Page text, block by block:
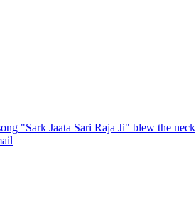
"Sark Jaata Sari Raja Ji" blew the neck